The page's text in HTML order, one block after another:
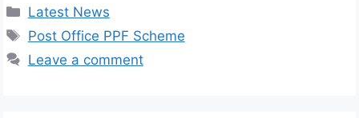
Categories
Latest News
Tags
Post Office PPF Scheme
Leave a comment